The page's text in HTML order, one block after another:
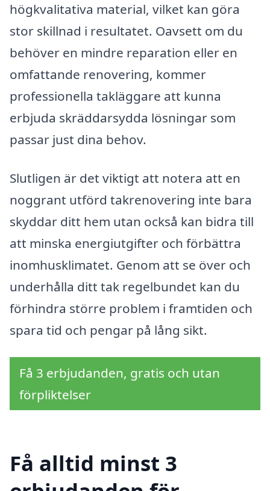
högkvalitativa material, vilket kan göra
stor skillnad i resultatet. Oavsett om du
behöver en mindre reparation eller en
omfattande renovering, kommer
professionella takläggare att kunna
erbjuda skräddarsydda lösningar som
passar just dina behov.
Slutligen är det viktigt att notera att en
noggrant utförd takrenovering inte bara
skyddar ditt hem utan också kan bidra till
att minska energiutgifter och förbättra
inomhusklimatet. Genom att se över och
underhålla ditt tak regelbundet kan du
förhindra större problem i framtiden och
spara tid och pengar på lång sikt.
Få 3 erbjudanden, gratis och utan
förpliktelser
Få alltid minst 3